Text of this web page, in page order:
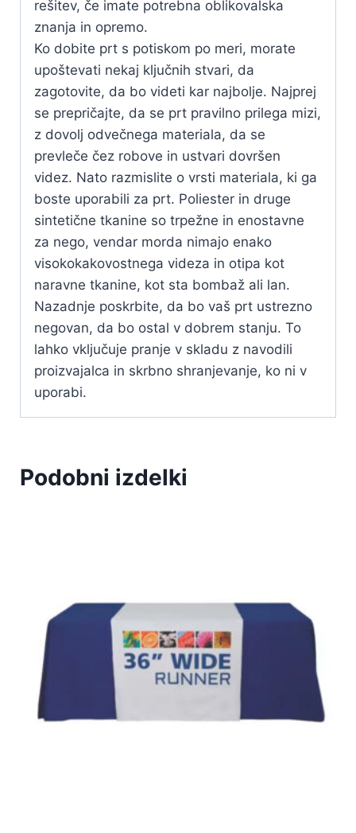
rešitev, če imate potrebna oblikovalska
znanja in opremo.
Ko dobite prt s potiskom po meri, morate
upoštevati nekaj ključnih stvari, da
zagotovite, da bo videti kar najbolje. Najprej
se prepričajte, da se prt pravilno prilega mizi,
z dovolj odvečnega materiala, da se
prevleče čez robove in ustvari dovršen
videz. Nato razmislite o vrsti materiala, ki ga
boste uporabili za prt. Poliester in druge
sintetične tkanine so trpežne in enostavne
za nego, vendar morda nimajo enako
visokokakovostnega videza in otipa kot
naravne tkanine, kot sta bombaž ali lan.
Nazadnje poskrbite, da bo vaš prt ustrezno
negovan, da bo ostal v dobrem stanju. To
lahko vključuje pranje v skladu z navodili
proizvajalca in skrbno shranjevanje, ko ni v
uporabi.
Podobni izdelki